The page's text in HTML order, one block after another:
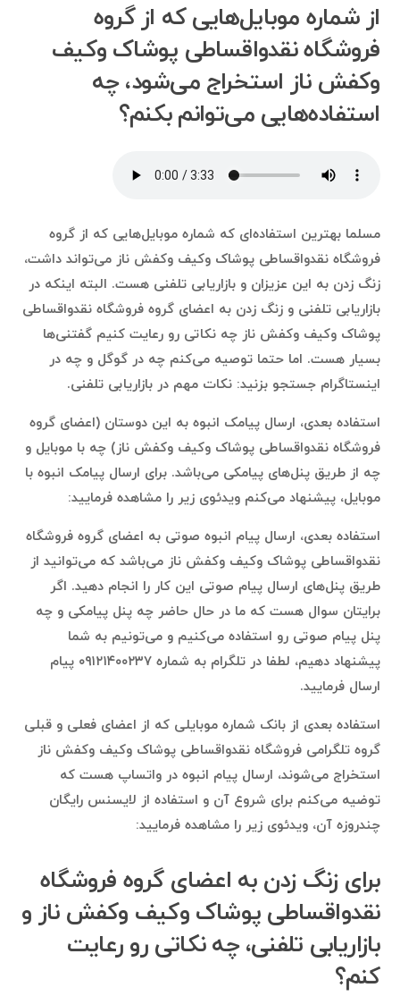
از شماره موبایل‌هایی که از گروه
فروشگاه نقدواقساطی پوشاک وکیف
وکفش ناز استخراج می‌شود، چه
استفاده‌هایی می‌توانم بکنم؟
مسلما بهترین استفاده‌ای که شماره موبایل‌هایی که از گروه
فروشگاه نقدواقساطی پوشاک وکیف وکفش ناز می‌تواند داشت،
زنگ زدن به این عزیزان و بازاریابی تلفنی هست. البته اینکه در
بازاریابی تلفنی و زنگ زدن به اعضای گروه فروشگاه نقدواقساطی
پوشاک وکیف وکفش ناز چه نکاتی رو رعایت کنیم گفتنی‌ها
بسیار هست. اما حتما توصیه می‌کنم چه در گوگل و چه در
اینستاگرام جستجو بزنید: نکات مهم در بازاریابی تلفنی.
استفاده بعدی، ارسال پیامک انبوه به این دوستان (اعضای گروه
فروشگاه نقدواقساطی پوشاک وکیف وکفش ناز) چه با موبایل و
چه از طریق پنل‌های پیامکی می‌باشد. برای ارسال پیامک انبوه با
موبایل، پیشنهاد می‌کنم ویدئوی زیر را مشاهده فرمایید:
استفاده بعدی، ارسال پیام انبوه صوتی به اعضای گروه فروشگاه
نقدواقساطی پوشاک وکیف وکفش ناز می‌باشد که می‌توانید از
طریق پنل‌های ارسال پیام صوتی این کار را انجام دهید. اگر
برایتان سوال هست که ما در حال حاضر چه پنل پیامکی و چه
پنل پیام صوتی رو استفاده می‌کنیم و می‌تونیم به شما
پیشنهاد دهیم، لطفا در تلگرام به شماره ۰۹۱۲۱۴۰۰۲۳۷ پیام
ارسال فرمایید.
استفاده بعدی از بانک شماره موبایلی که از اعضای فعلی و قبلی
گروه تلگرامی فروشگاه نقدواقساطی پوشاک وکیف وکفش ناز
استخراج می‌شوند، ارسال پیام انبوه در واتساپ هست که
توضیه می‌کنم برای شروع آن و استفاده از لایسنس رایگان
چندروزه آن، ویدئوی زیر را مشاهده فرمایید:
برای زنگ زدن به اعضای گروه فروشگاه
نقدواقساطی پوشاک وکیف وکفش ناز و
بازاریابی تلفنی، چه نکاتی رو رعایت
کنم؟